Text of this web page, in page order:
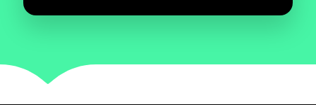
שְׁבוּרָה הִצִּילָה מִילְיוֹנֵי אֲנָשִׁים מִתְּאוּנוֹת,